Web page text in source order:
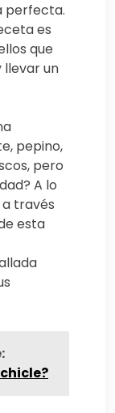
perfecta.
es
que
un
pepino,
pero
A lo
través
esta